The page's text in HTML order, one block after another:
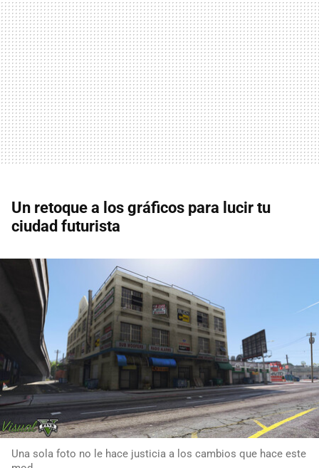
Un retoque a los gráficos para lucir tu
ciudad futurista
Una sola foto no le hace justicia a los cambios que hace este